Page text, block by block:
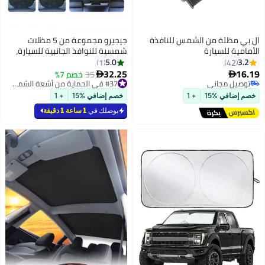
ال بي مظلة من الشمس للنافذة
الأمامية للسيارة
3.2
42
16.19
توصيل مجاني
توصيل مجاني
خصم إضافي %15 + 1
جيجيرو مجموعة من 5 مظلات
شمسية للنوافذ الجانبية للسيارة،
مظلة شمسية قابلة للطي، ستارة
شبكية عالمية لحماية النافذة
الخلفية من الأشعة فوق البنفسجية
5.0
1
32.25
35 خصم 7%
#37 في الحماية من أشعة الشمس للمركبة
خصم إضافي %15 + 1
يوصلك في 1 ساعة 1 دقيقة